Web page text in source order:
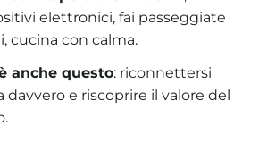
elettronici, fai passeggiate
cucina con calma.
anche questo: riconnettersi
davvero e riscoprire il valore del